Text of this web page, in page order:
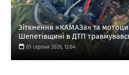
Зіткнення «КАМАЗа» та
Шепетівщині в ДТП
05 серпня 2026, 12:04